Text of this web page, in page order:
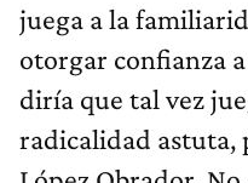
juega a la
otorgar confianza
diría que tal vez
radicalidad astuta,